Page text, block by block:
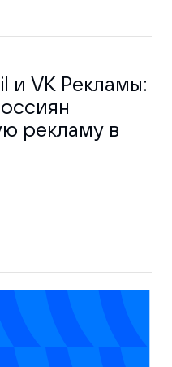
и VK Рекламы:
рекламу в